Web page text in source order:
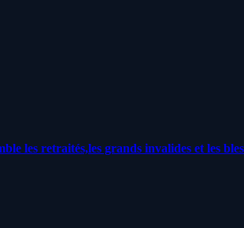
les retraités,les grands invalides et les